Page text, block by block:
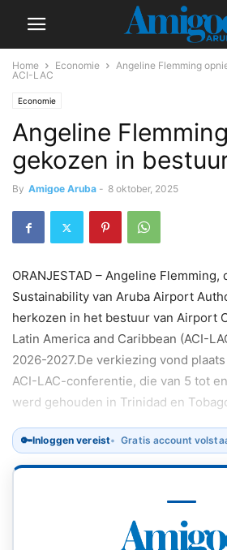
Home Economie
Angeline Flemming
ACI-LAC
Economie
Angeline
gekozen in
By Amigoe Aruba - 8 oktober, 2025
ORANJESTAD – Angeline
Sustainability van Aruba Airport
herkozen in het bestuur van Airport
Latin America and Caribbean (ACI-
2026-2027.De verkiezing vond
ACI-LAC-conferentie, die van 5 tot
werd gehouden in Trinidad en
🔑Inloggen vereist Gratis account